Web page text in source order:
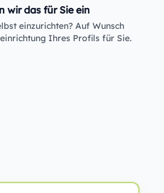
wir das für Sie ein
einzurichten? Auf Wunsch
Ihres Profils für Sie.